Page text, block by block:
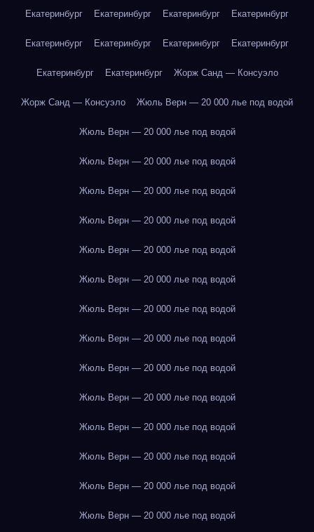
Екатеринбург Екатеринбург Екатеринбург Екатеринбург
Екатеринбург Екатеринбург Екатеринбург Екатеринбург
Екатеринбург Екатеринбург Жорж Санд — Консуэло
Жорж Санд — Консуэло Жюль Верн — 20 000 лье под водой
Жюль Верн — 20 000 лье под водой
Жюль Верн — 20 000 лье под водой
Жюль Верн — 20 000 лье под водой
Жюль Верн — 20 000 лье под водой
Жюль Верн — 20 000 лье под водой
Жюль Верн — 20 000 лье под водой
Жюль Верн — 20 000 лье под водой
Жюль Верн — 20 000 лье под водой
Жюль Верн — 20 000 лье под водой
Жюль Верн — 20 000 лье под водой
Жюль Верн — 20 000 лье под водой
Жюль Верн — 20 000 лье под водой
Жюль Верн — 20 000 лье под водой
Жюль Верн — 20 000 лье под водой